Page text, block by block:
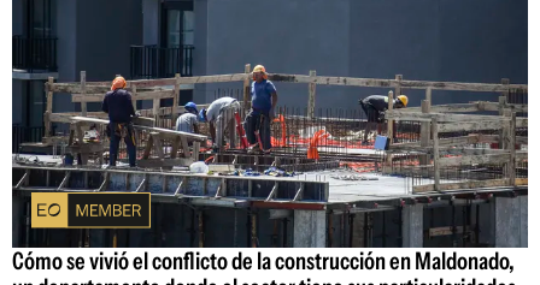
Cómo se vivió el conflicto de la construcción en Maldonado,